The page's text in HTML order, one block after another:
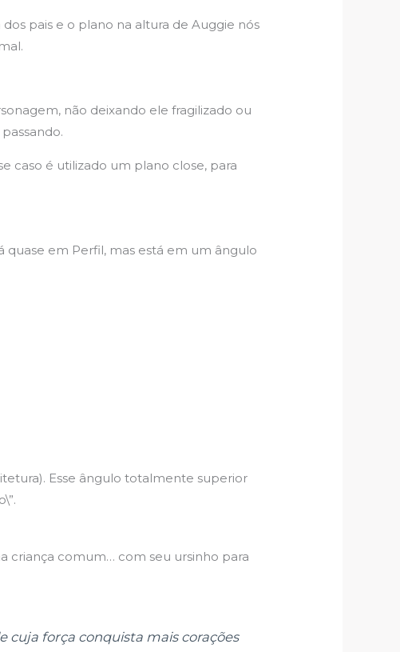
pais e o plano na altura de Auggie nós
não deixando ele fragilizado ou
caso é utilizado um plano close, para
quase em Perfil, mas está em um ângulo
Esse ângulo totalmente superior
criança comum… com seu ursinho para
cuja força conquista mais corações